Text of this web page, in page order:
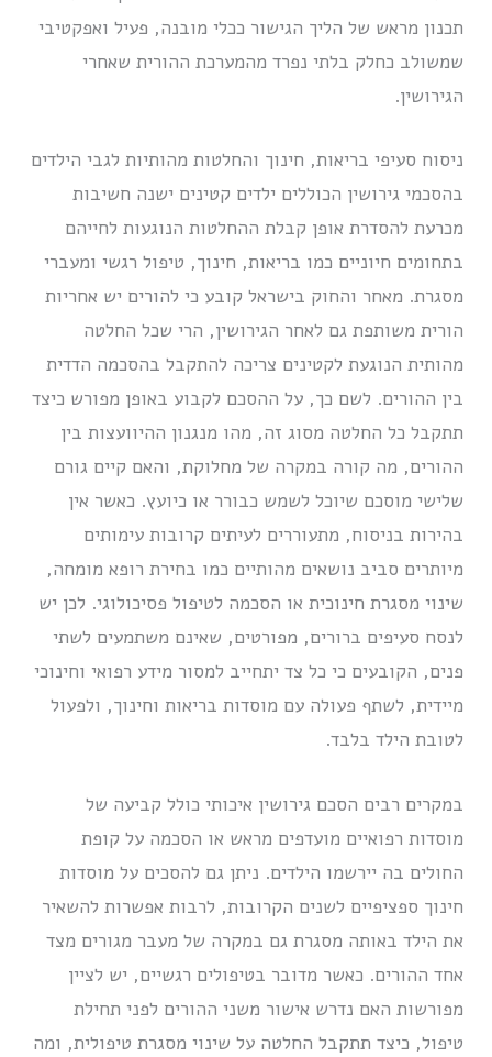
תכנון מראש של הליך הגישור ככלי מובנה, פעיל ואפקטיבי
שמשולב כחלק בלתי נפרד מהמערכת ההורית שאחרי
הגירושין.
ניסוח סעיפי בריאות, חינוך והחלטות מהותיות לגבי הילדים
בהסכמי גירושין הכוללים ילדים קטינים ישנה חשיבות
מכרעת להסדרת אופן קבלת ההחלטות הנוגעות לחייהם
בתחומים חיוניים כמו בריאות, חינוך, טיפול רגשי ומעברי
מסגרת. מאחר והחוק בישראל קובע כי להורים יש אחריות
הורית משותפת גם לאחר הגירושין, הרי שכל החלטה
מהותית הנוגעת לקטינים צריכה להתקבל בהסכמה הדדית
בין ההורים. לשם כך, על ההסכם לקבוע באופן מפורש כיצד
תתקבל כל החלטה מסוג זה, מהו מנגנון ההיוועצות בין
ההורים, מה קורה במקרה של מחלוקת, והאם קיים גורם
שלישי מוסכם שיוכל לשמש כבורר או כיועץ. כאשר אין
בהירות בניסוח, מתעוררים לעיתים קרובות עימותים
מיותרים סביב נושאים מהותיים כמו בחירת רופא מומחה,
שינוי מסגרת חינוכית או הסכמה לטיפול פסיכולוגי. לכן יש
לנסח סעיפים ברורים, מפורטים, שאינם משתמעים לשתי
פנים, הקובעים כי כל צד יתחייב למסור מידע רפואי וחינוכי
מיידית, לשתף פעולה עם מוסדות בריאות וחינוך, ולפעול
לטובת הילד בלבד.
במקרים רבים הסכם גירושין איכותי כולל קביעה של
מוסדות רפואיים מועדפים מראש או הסכמה על קופת
החולים בה יירשמו הילדים. ניתן גם להסכים על מוסדות
חינוך ספציפיים לשנים הקרובות, לרבות אפשרות להשאיר
את הילד באותה מסגרת גם במקרה של מעבר מגורים מצד
אחד ההורים. כאשר מדובר בטיפולים רגשיים, יש לציין
מפורשות האם נדרש אישור משני ההורים לפני תחילת
טיפול, כיצד תתקבל החלטה על שינוי מסגרת טיפולית, ומה